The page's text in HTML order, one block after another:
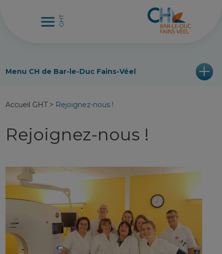
Menu CH de Bar-le-Duc Fains-Véel
Accueil GHT> Rejoignez-nous !
Rejoignez-nous !